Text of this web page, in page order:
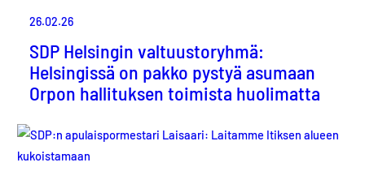
26.02.26
SDP Helsingin valtuustoryhmä:
Helsingissä on pakko pystyä asumaan
Orpon hallituksen toimista huolimatta